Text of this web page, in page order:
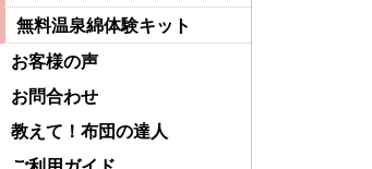
無料温泉綿体験キット
お客様の声
お問合わせ
教えて！布団の達人